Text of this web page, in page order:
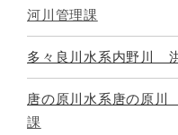
河川管理課
多々良川水系内野川
唐の原川水系唐の原
課